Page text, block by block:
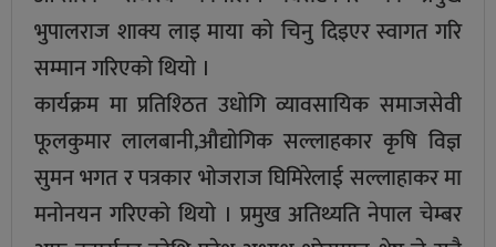
भुपालराज शाक्य लाइ माया को चिनु दिइएर स्वागत गरि
सम्मान गरिएको थियो ।
कार्यक्रम मा प्रतिश्ठित उधोगि व्यावसायिक समाजसेवी
फूलकुमार लालबानी,औद्योगिक सल्लाहकार कृषि विज्ञ
सुमन भगत र पत्रकार भोजराज घिमिरेलाई सल्लाहाकर मा
मनोनयन गरिएको थियो । प्रमुख अतिथ्यति नेपाल चेम्बर